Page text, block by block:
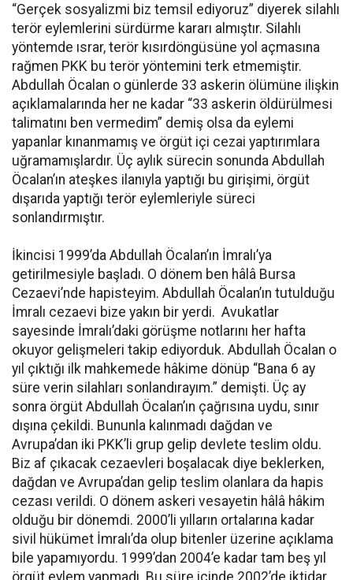
“Gerçek sosyalizmi biz temsil ediyoruz” diyerek silahlı
terör eylemlerini sürdürme kararı almıştır. Silahlı
yöntemde ısrar, terör kısırdöngüsüne yol açmasına
rağmen PKK bu terör yöntemini terk etmemiştir.
Abdullah Öcalan o günlerde 33 askerin ölümüne ilişkin
açıklamalarında her ne kadar “33 askerin öldürülmesi
talimatını ben vermedim” demiş olsa da eylemi
yapanlar kınanmamış ve örgüt içi cezai yaptırımlara
uğramamışlardır. Üç aylık sürecin sonunda Abdullah
Öcalan’ın ateşkes ilanıyla yaptığı bu girişimi, örgüt
dışarıda yaptığı terör eylemleriyle süreci
sonlandırmıştır.
İkincisi 1999’da Abdullah Öcalan’ın İmralı’ya
getirilmesiyle başladı. O dönem ben hâlâ Bursa
Cezaevi’nde hapisteyim. Abdullah Öcalan’ın tutulduğu
İmralı cezaevi bize yakın bir yerdi. Avukatlar
sayesinde İmralı’daki görüşme notlarını her hafta
okuyor gelişmeleri takip ediyorduk. Abdullah Öcalan o
yıl çıktığı ilk mahkemede hâkime dönüp “Bana 6 ay
süre verin silahları sonlandırayım.” demişti. Üç ay
sonra örgüt Abdullah Öcalan’ın çağrısına uydu, sınır
dışına çekildi. Bununla kalınmadı dağdan ve
Avrupa’dan iki PKK’li grup gelip devlete teslim oldu.
Biz af çıkacak cezaevleri boşalacak diye beklerken,
dağdan ve Avrupa’dan gelip teslim olanlara da hapis
cezası verildi. O dönem askeri vesayetin hâlâ hâkim
olduğu bir dönemdi. 2000’li yılların ortalarına kadar
sivil hükümet İmralı’da olup bitenler üzerine açıklama
bile yapamıyordu. 1999’dan 2004’e kadar tam beş yıl